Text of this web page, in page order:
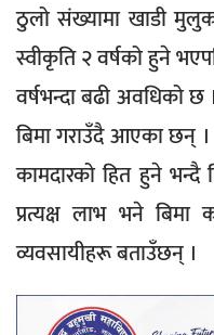
ठुलो संख्यामा खाडी
स्वीकृति २ वर्षको हुने
वर्षभन्दा बढी अवधिको छ
बिमा गराउँदै आएका छन् ।
कामदारको हित हुने भन्दै
प्रत्यक्ष लाभ भने बिमा
व्यवसायीहरू बताउँछन् ।